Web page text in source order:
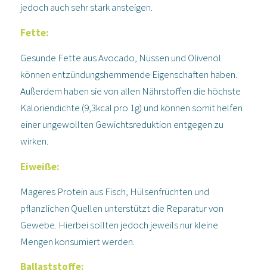
jedoch auch sehr stark ansteigen.
Fette:
Gesunde Fette aus Avocado, Nüssen und Olivenöl
können entzündungshemmende Eigenschaften haben.
Außerdem haben sie von allen Nährstoffen die höchste
Kaloriendichte (9,3kcal pro 1g) und können somit helfen
einer ungewollten Gewichtsreduktion entgegen zu
wirken.
Eiweiße:
Mageres Protein aus Fisch, Hülsenfrüchten und
pflanzlichen Quellen unterstützt die Reparatur von
Gewebe. Hierbei sollten jedoch jeweils nur kleine
Mengen konsumiert werden.
Ballaststoffe: